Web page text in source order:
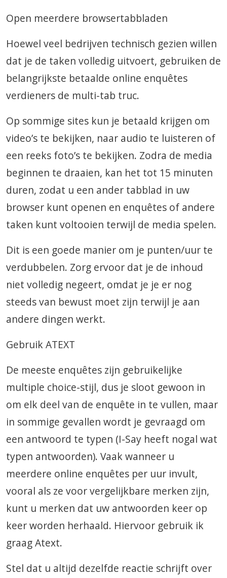
Open meerdere browsertabbladen
Hoewel veel bedrijven technisch gezien willen
dat je de taken volledig uitvoert, gebruiken de
belangrijkste betaalde online enquêtes
verdieners de multi-tab truc.
Op sommige sites kun je betaald krijgen om
video’s te bekijken, naar audio te luisteren of
een reeks foto’s te bekijken. Zodra de media
beginnen te draaien, kan het tot 15 minuten
duren, zodat u een ander tabblad in uw
browser kunt openen en enquêtes of andere
taken kunt voltooien terwijl de media spelen.
Dit is een goede manier om je punten/uur te
verdubbelen. Zorg ervoor dat je de inhoud
niet volledig negeert, omdat je je er nog
steeds van bewust moet zijn terwijl je aan
andere dingen werkt.
Gebruik ATEXT
De meeste enquêtes zijn gebruikelijke
multiple choice-stijl, dus je sloot gewoon in
om elk deel van de enquête in te vullen, maar
in sommige gevallen wordt je gevraagd om
een ​​antwoord te typen (I-Say heeft nogal wat
typen antwoorden). Vaak wanneer u
meerdere online enquêtes per uur invult,
vooral als ze voor vergelijkbare merken zijn,
kunt u merken dat uw antwoorden keer op
keer worden herhaald. Hiervoor gebruik ik
graag Atext.
Stel dat u altijd dezelfde reactie schrijft over